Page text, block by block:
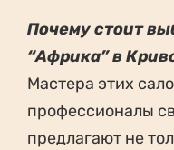
Почему стоит
“Африка” в
Мастера этих
профессионалы
предлагают не